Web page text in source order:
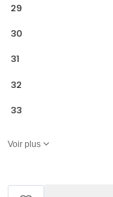
29
30
31
32
33
Voir plus